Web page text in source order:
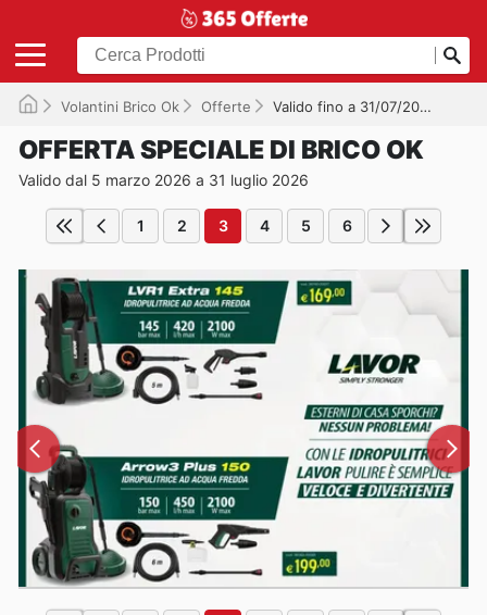
Volantini Brico Ok Offerte Valido fino a 31/07/2026
OFFERTA SPECIALE DI BRICO OK
Valido dal 5 marzo 2026 a 31 luglio 2026
1 2 3 4 5 6